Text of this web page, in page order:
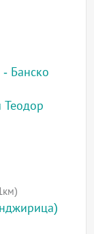
- Банско
Теодор